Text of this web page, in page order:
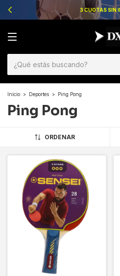
3 CUOTAS SIN INTERÉS
Inicio > Deportes > Ping Pong
Ping Pong
ORDENAR